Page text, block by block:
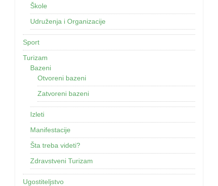
Škole
Udruženja i Organizacije
Sport
Turizam
Bazeni
Otvoreni bazeni
Zatvoreni bazeni
Izleti
Manifestacije
Šta treba videti?
Zdravstveni Turizam
Ugostiteljstvo